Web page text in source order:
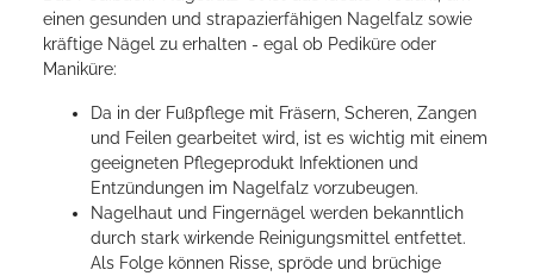
einen gesunden und strapazierfähigen Nagelfalz sowie
kräftige Nägel zu erhalten - egal ob Pediküre oder
Maniküre:
Da in der Fußpflege mit Fräsern, Scheren, Zangen
und Feilen gearbeitet wird, ist es wichtig mit einem
geeigneten Pflegeprodukt Infektionen und
Entzündungen im Nagelfalz vorzubeugen.
Nagelhaut und Fingernägel werden bekanntlich
durch stark wirkende Reinigungsmittel entfettet.
Als Folge können Risse, spröde und brüchige